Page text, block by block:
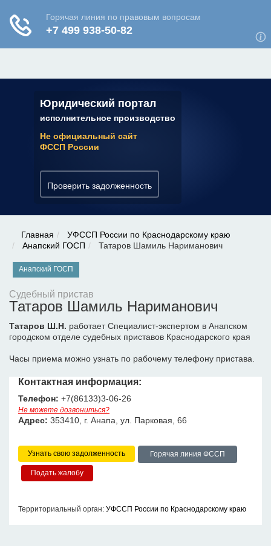
Юридический портал
исполнительное производство
Не официальный сайт
ФССП России
Проверить задолженность
✆ 7 (800) 350-22-64
Главная
УФССП России по Краснодарскому краю
Анапский ГОСП
Татаров Шамиль Нариманович
Анапский ГОСП
Судебный пристав
Татаров Шамиль Нариманович
Татаров Ш.Н. работает Специалист-экспертом в Анапском
городском отделе судебных приставов Краснодарского края
Часы приема можно узнать по рабочему телефону пристава.
Контактная информация:
Телефон: +7(86133)3-06-26
Не можете дозвониться?
Адрес: 353410, г. Анапа, ул. Парковая, 66
Узнать свою задолженность Горячая линия ФССП
Территориальный орган: УФССП России по Краснодарскому краю